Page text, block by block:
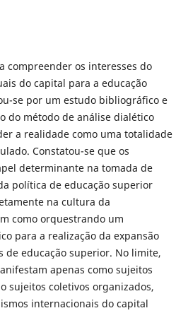
compreender os interesses do
do capital para a educação
se por um estudo bibliográfico e
do método de análise dialético
a realidade como uma totalidade
Constatou-se que os
determinante na tomada de
política de educação superior
na cultura da
como orquestrando um
para a realização da expansão
de educação superior. No limite,
apenas como sujeitos
sujeitos coletivos organizados,
internacionais do capital